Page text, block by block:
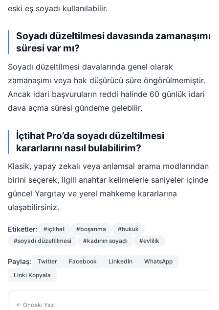
eski eş soyadı kullanılabilir.
Soyadı düzeltilmesi davasında zamanaşımı
süresi var mı?
Soyadı düzeltilmesi davalarında genel olarak
zamanaşımı veya hak düşürücü süre öngörülmemiştir.
Ancak idari başvuruların reddi halinde 60 günlük idari
dava açma süresi gündeme gelebilir.
İçtihat Pro’da soyadı düzeltilmesi
kararlarını nasıl bulabilirim?
Klasik, yapay zekalı veya anlamsal arama modlarından
birini seçerek, ilgili anahtar kelimelerle saniyeler içinde
güncel Yargıtay ve yerel mahkeme kararlarına
ulaşabilirsiniz.
Etiketler: #içtihat #boşanma
#hukuk
#soyadı düzeltilmesi
#kadının soyadı #evlilik
Paylaş: Twitter Facebook LinkedIn
WhatsApp
Linki Kopyala
← Önceki Yazı